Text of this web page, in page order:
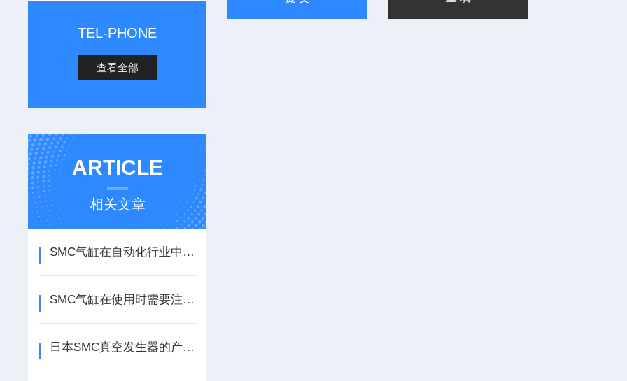
TEL-PHONE
查看全部
ARTICLE
相关文章
SMC气缸在自动化行业中的应用场景
SMC气缸在使用时需要注意哪些事项？
日本SMC真空发生器的产生原理